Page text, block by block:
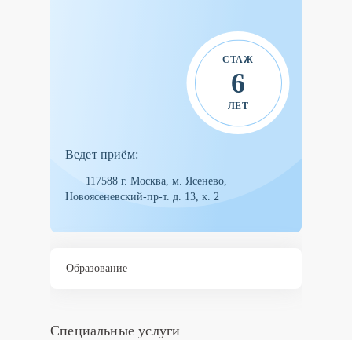
СТАЖ
6
ЛЕТ
Ведет приём:
117588 г. Москва, м. Ясенево,
Новоясеневский‑пр‑т. д. 13, к. 2
Образование
Специальные услуги